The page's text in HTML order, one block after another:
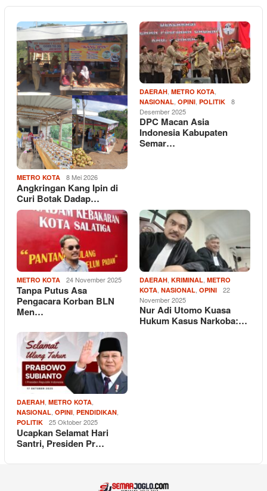
METRO KOTA 8 Mei 2026
Angkringan Kang Ipin di
Curi Botak Dadap…
DAERAH METRO KOTA
NASIONAL OPINI POLITIK
8
Desember 2025
DPC Macan Asia
Indonesia Kabupaten
Semar…
METRO KOTA 24 November 2025
Tanpa Putus Asa
Pengacara Korban BLN
Men…
DAERAH KRIMINAL METRO
KOTA NASIONAL OPINI
22
November 2025
Nur Adi Utomo Kuasa
Hukum Kasus Narkoba:…
DAERAH METRO KOTA
NASIONAL OPINI PENDIDIKAN
POLITIK 25 Oktober 2025
Ucapkan Selamat Hari
Santri, Presiden Pr…